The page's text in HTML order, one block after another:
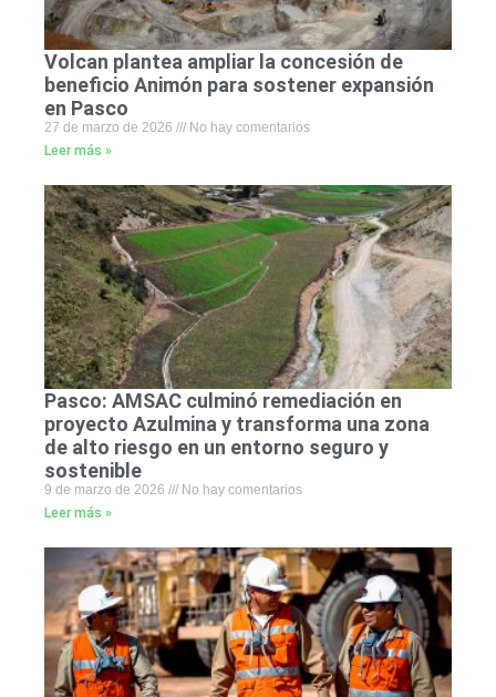
Volcan plantea ampliar la concesión de
beneficio Animón para sostener expansión
en Pasco
27 de marzo de 2026
No hay comentarios
Leer más »
Pasco: AMSAC culminó remediación en
proyecto Azulmina y transforma una zona
de alto riesgo en un entorno seguro y
sostenible
9 de marzo de 2026
No hay comentarios
Leer más »